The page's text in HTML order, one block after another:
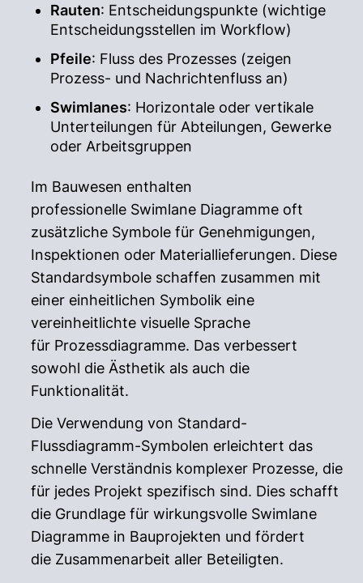
Rauten: Entscheidungspunkte (wichtige
Entscheidungsstellen im Workflow)
Pfeile: Fluss des Prozesses (zeigen
Prozess- und Nachrichtenfluss an)
Swimlanes: Horizontale oder vertikale
Unterteilungen für Abteilungen, Gewerke
oder Arbeitsgruppen
Im Bauwesen enthalten
professionelle Swimlane Diagramme oft
zusätzliche Symbole für Genehmigungen,
Inspektionen oder Materiallieferungen. Diese
Standardsymbole schaffen zusammen mit
einer einheitlichen Symbolik eine
vereinheitlichte visuelle Sprache
für Prozessdiagramme. Das verbessert
sowohl die Ästhetik als auch die
Funktionalität.
Die Verwendung von Standard-
Flussdiagramm-Symbolen erleichtert das
schnelle Verständnis komplexer Prozesse, die
für jedes Projekt spezifisch sind. Dies schafft
die Grundlage für wirkungsvolle Swimlane
Diagramme in Bauprojekten und fördert
die Zusammenarbeit aller Beteiligten.